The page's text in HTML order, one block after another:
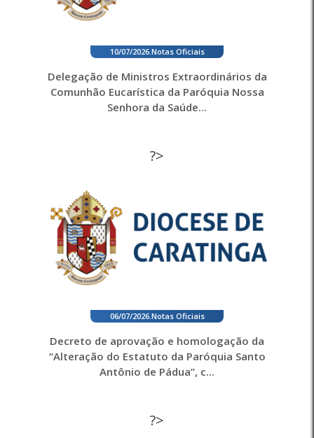
10/07/2026. Notas Oficiais
Delegação de Ministros Extraordinários da
Comunhão Eucarística da Paróquia Nossa
Senhora da Saúde...
?>
06/07/2026. Notas Oficiais
Decreto de aprovação e homologação da
“Alteração do Estatuto da Paróquia Santo
Antônio de Pádua”, c...
?>